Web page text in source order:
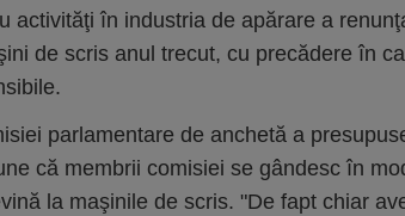
activităţi în industria de apărare a
de scris anul trecut, cu precădere în
parlamentare de anchetă a
că membrii comisiei se gândesc în
la maşinile de scris. "De fapt chiar